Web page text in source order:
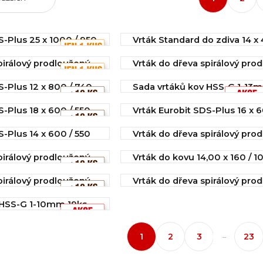
Plus 25 x 1000 / 950
Koupit
Vrták Standard do zdiva 14 x
IHNED k odeslání
1 148,90 Kč
Koupit
prodloužený
Koupit
Vrták do dřeva spirálový
IHNED k odeslání
784,00 Kč
Koupit
Plus 12 x 800 / 740
Koupit
Sada vrtáků kov HSS-G 1-
IHNED k odeslání
569,05 Kč
Koupit
Plus 18 x 600 / 550
Koupit
Vrták Eurobit SDS-Plus 16 x
IHNED k odeslání
439,50 Kč
Koupit
Plus 14 x 600 / 550
Koupit
Vrták do dřeva spirálový
IHNED k odeslání
389,00 Kč
prodloužený
Vrták do kovu 14,00 x 160 /
IHNED k odeslání
Koupit
prodloužený
Vrták do dřeva spirálový
313,00 Kč
G 1-10mm 19ks
1 2 3 23